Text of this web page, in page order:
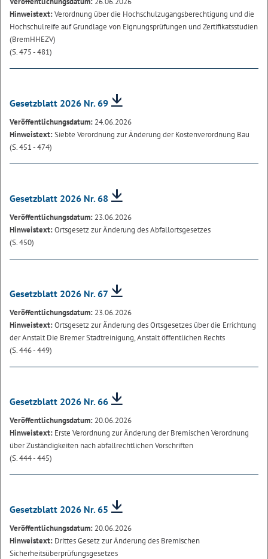
Hinweistext:Verordnung über die Hochschulzugangsberechtigung und die
Hochschulreife auf Grundlage von Eignungsprüfungen und Zertifikatsstudien
(BremHHEZV)
(S. 475 - 481)
Gesetzblatt 2026 Nr. 69
Veröffentlichungsdatum: 24.06.2026
Hinweistext:Siebte Verordnung zur Änderung der Kostenverordnung Bau
(S. 451 - 474)
Gesetzblatt 2026 Nr. 68
Veröffentlichungsdatum: 23.06.2026
Hinweistext:Ortsgesetz zur Änderung des Abfallortsgesetzes
(S. 450)
Gesetzblatt 2026 Nr. 67
Veröffentlichungsdatum: 23.06.2026
Hinweistext:Ortsgesetz zur Änderung des Ortsgesetzes über die Errichtung
der Anstalt Die Bremer Stadtreinigung, Anstalt öffentlichen Rechts
(S. 446 - 449)
Gesetzblatt 2026 Nr. 66
Veröffentlichungsdatum: 20.06.2026
Hinweistext: Erste Verordnung zur Änderung der Bremischen Verordnung
über Zuständigkeiten nach abfallrechtlichen Vorschriften
(S. 444 - 445)
Gesetzblatt 2026 Nr. 65
Veröffentlichungsdatum: 20.06.2026
Hinweistext: Drittes Gesetz zur Änderung des Bremischen
Sicherheitsüberprüfungsgesetzes